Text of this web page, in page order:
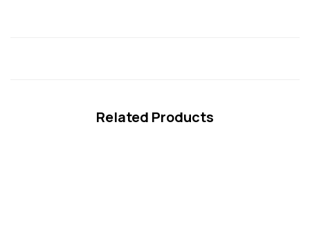
Related Products